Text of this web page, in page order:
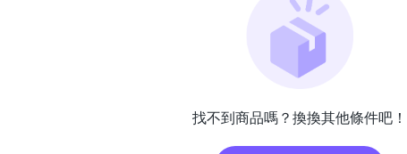
找不到商品嗎？換換其他條件吧！